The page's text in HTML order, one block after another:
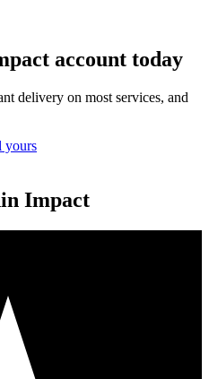
account today
delivery on most services, and
yours
Impact